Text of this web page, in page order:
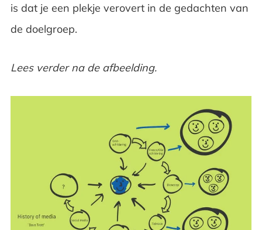
is dat je een plekje verovert in de gedachten van
de doelgroep.
Lees verder na de afbeelding.